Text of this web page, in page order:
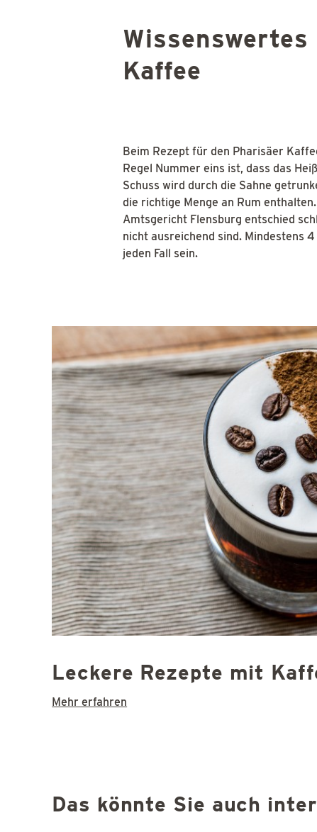
Kaffee
Beim Rezept für den Pharisäer
Regel Nummer eins ist, dass das
Schuss wird durch die Sahne
die richtige Menge an Rum
Amtsgericht Flensburg entschied
nicht ausreichend sind. Mindestens
jeden Fall sein.
Leckere Rezepte mit
Mehr erfahren
Das könnte Sie auch